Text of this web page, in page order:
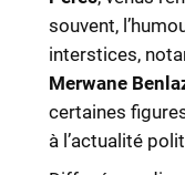
souvent,
interstices,
Merwane
certaines
à l’actualité